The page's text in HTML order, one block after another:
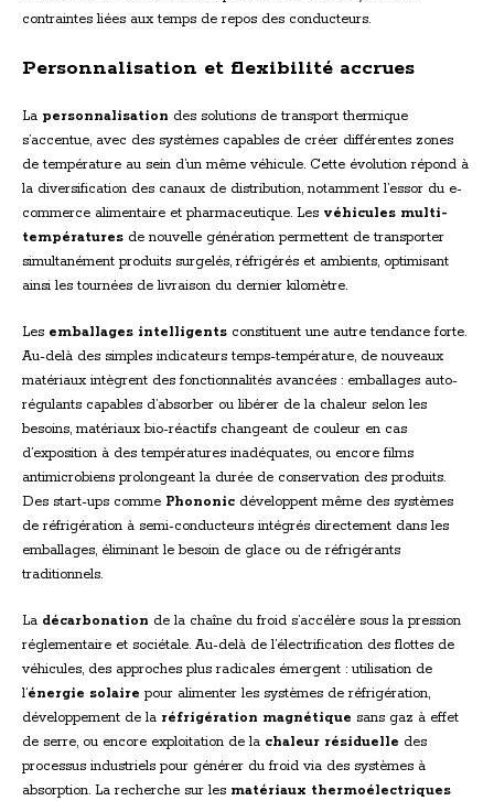
contraintes liées aux temps de repos des conducteurs.
Personnalisation et flexibilité accrues
La personnalisation des solutions de transport thermique
s’accentue, avec des systèmes capables de créer différentes zones
de température au sein d’un même véhicule. Cette évolution répond à
la diversification des canaux de distribution, notamment l’essor du e-
commerce alimentaire et pharmaceutique. Les véhicules multi-
températures de nouvelle génération permettent de transporter
simultanément produits surgelés, réfrigérés et ambients, optimisant
ainsi les tournées de livraison du dernier kilomètre.
Les emballages intelligents constituent une autre tendance forte.
Au-delà des simples indicateurs temps-température, de nouveaux
matériaux intègrent des fonctionnalités avancées : emballages auto-
régulants capables d’absorber ou libérer de la chaleur selon les
besoins, matériaux bio-réactifs changeant de couleur en cas
d’exposition à des températures inadéquates, ou encore films
antimicrobiens prolongeant la durée de conservation des produits.
Des start-ups comme Phononic développent même des systèmes
de réfrigération à semi-conducteurs intégrés directement dans les
emballages, éliminant le besoin de glace ou de réfrigérants
traditionnels.
La décarbonation de la chaîne du froid s’accélère sous la pression
réglementaire et sociétale. Au-delà de l’électrification des flottes de
véhicules, des approches plus radicales émergent : utilisation de
l’énergie solaire pour alimenter les systèmes de réfrigération,
développement de la réfrigération magnétique sans gaz à effet
de serre, ou encore exploitation de la chaleur résiduelle des
processus industriels pour générer du froid via des systèmes à
absorption. La recherche sur les matériaux thermoélectriques